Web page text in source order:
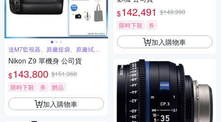
送M7監視器、原廠提袋、原廠拭鏡
布
Nikon Z9 單機身 公司貨
$143,800 $151,368
限時下殺
券 贈品
加入購物車
$142,491 $149,990
限時下殺
券
加入購物車